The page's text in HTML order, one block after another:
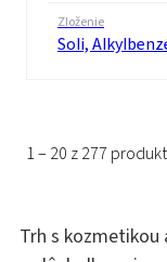
Zloženie
Soli,
1 – 20 z 277
Trh s